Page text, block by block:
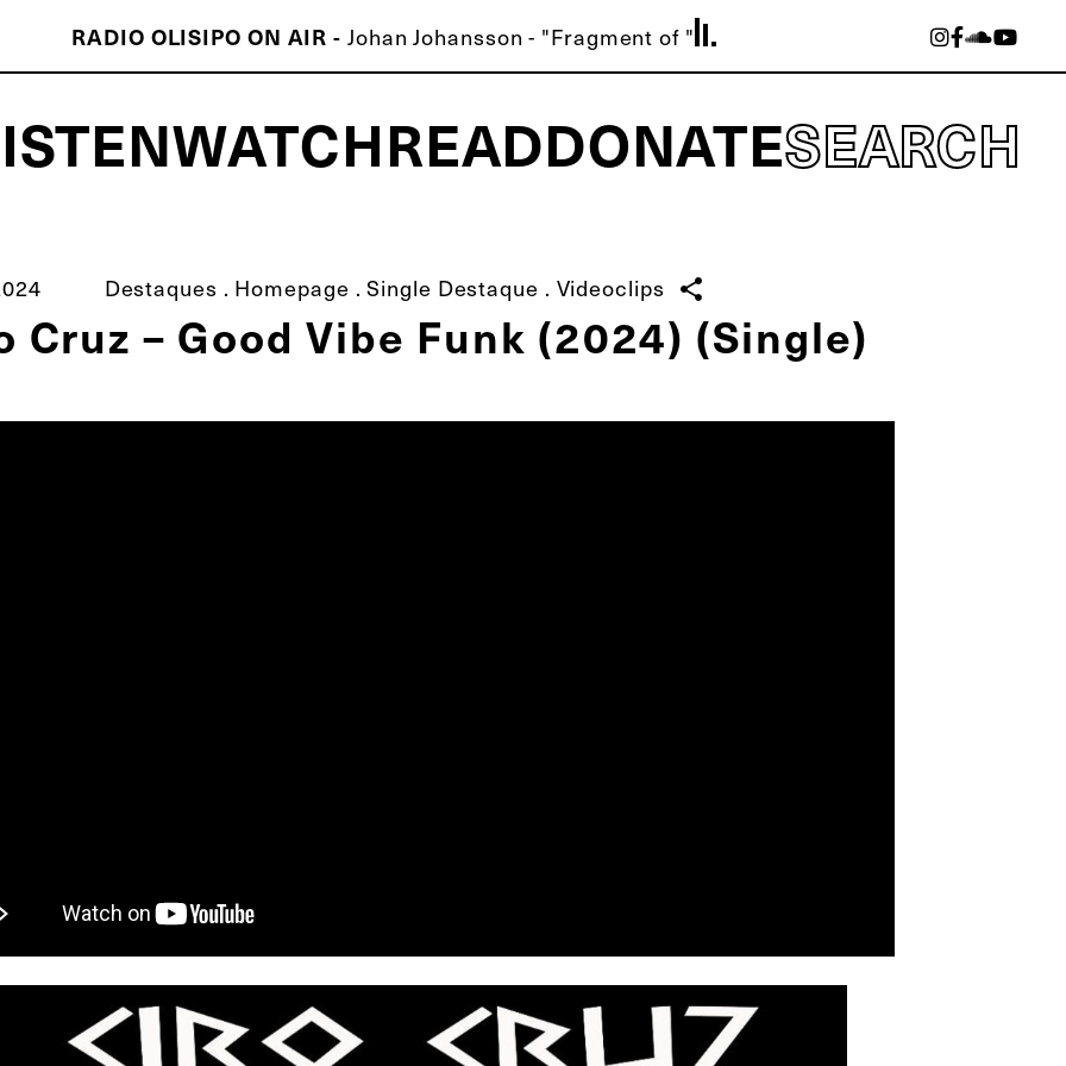
RADIO OLISIPO ON AIR - Johan Johansson - "Fragment of "
WATCHREADDONATESEARCH
Destaques . Homepage .Single Destaque . Videoclips share
Cruz – Good Vibe Funk (2024) (Single)